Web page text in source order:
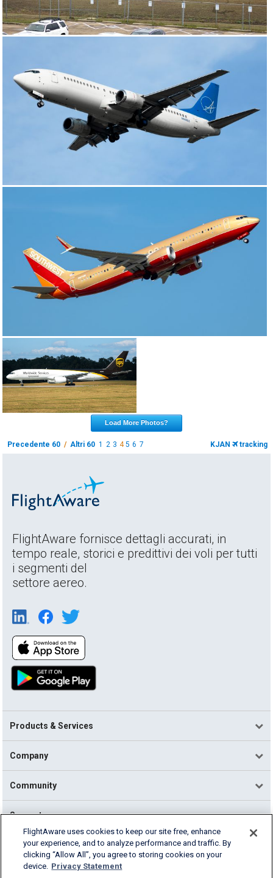
Load More Photos?
Precedente 60 / Altri 60 1 2 3 45 6 7 KJAN tracking
FlightAware fornisce dettagli accurati, in
tempo reale, storici e predittivi dei voli per tutti
i segmenti del
settore aereo.
Products & Services
Company
Community
Support
English (USA)
2026 FlightAware
FlightAware uses cookies to keep our site free, enhance
your experience, and to analyze performance and traffic. By
clicking “Allow All”, you agree to storing cookies on your
device. Privacy Statement